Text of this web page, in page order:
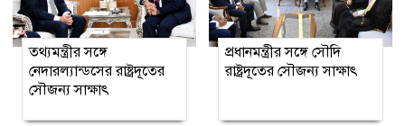
তথ্যমন্ত্রীর সঙ্গে
নেদারল্যান্ডসের রাষ্ট্রদূতের
সৌজন্য সাক্ষাৎ
প্রধানমন্ত্রীর সঙ্গে সৌদি
রাষ্ট্রদূতের সৌজন্য সাক্ষাৎ